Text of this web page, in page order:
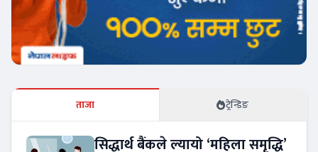
ताजा ट्रेन्डिङ
सिद्धार्थ बैंकले ल्यायो ‘महिला समृद्धि’